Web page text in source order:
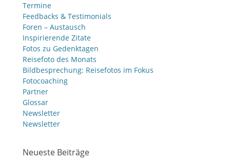
Termine
Feedbacks & Testimonials
Foren – Austausch
Inspirierende Zitate
Fotos zu Gedenktagen
Reisefoto des Monats
Bildbesprechung: Reisefotos im Fokus
Fotocoaching
Partner
Glossar
Newsletter
Newsletter
Neueste Beiträge